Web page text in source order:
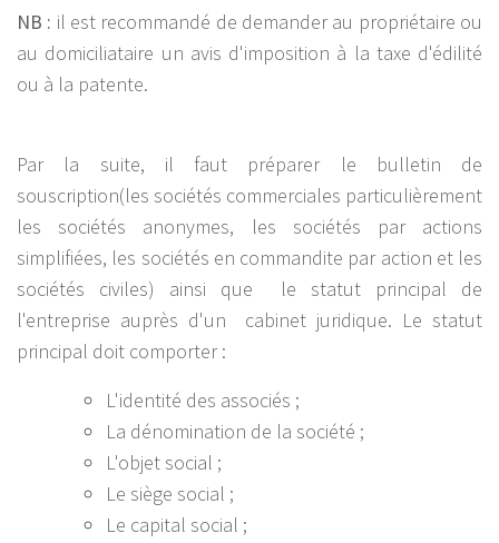
NB : il est recommandé de demander au propriétaire ou
au domiciliataire un avis d'imposition à la taxe d'édilité
ou à la patente.
Par la suite, il faut préparer le bulletin de
souscription(les sociétés commerciales particulièrement
les sociétés anonymes, les sociétés par actions
simplifiées, les sociétés en commandite par action et les
sociétés civiles) ainsi que le statut principal de
l'entreprise auprès d'un cabinet juridique. Le statut
principal doit comporter :
L'identité des associés ;
La dénomination de la société ;
L'objet social ;
Le siège social ;
Le capital social ;